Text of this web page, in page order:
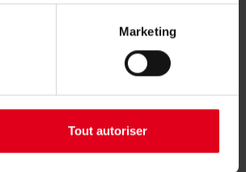
Marketing
Tout autoriser